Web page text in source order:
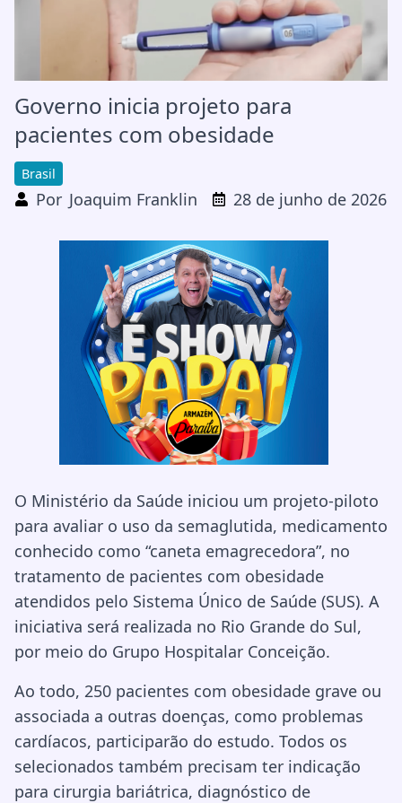
Governo inicia projeto para
pacientes com obesidade
Brasil
Por Joaquim Franklin 28 de junho de 2026
O Ministério da Saúde iniciou um projeto-piloto
para avaliar o uso da semaglutida, medicamento
conhecido como “caneta emagrecedora”, no
tratamento de pacientes com obesidade
atendidos pelo Sistema Único de Saúde (SUS). A
iniciativa será realizada no Rio Grande do Sul,
por meio do Grupo Hospitalar Conceição.
Ao todo, 250 pacientes com obesidade grave ou
associada a outras doenças, como problemas
cardíacos, participarão do estudo. Todos os
selecionados também precisam ter indicação
para cirurgia bariátrica, diagnóstico de